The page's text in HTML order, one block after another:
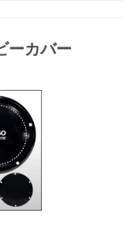
ーカバー